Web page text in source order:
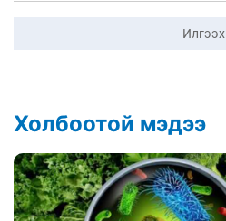
Илгээх
Холбоотой мэдээ